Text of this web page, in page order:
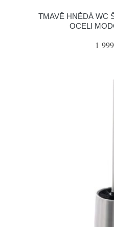
TMAVĚ HNĚDÁ WC
OCELI
1